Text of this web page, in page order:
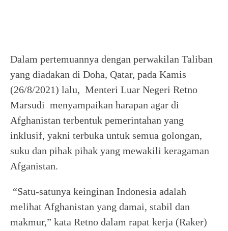
Dalam pertemuannya dengan perwakilan Taliban
yang diadakan di Doha, Qatar, pada Kamis
(26/8/2021) lalu, Menteri Luar Negeri Retno
Marsudi menyampaikan harapan agar di
Afghanistan terbentuk pemerintahan yang
inklusif, yakni terbuka untuk semua golongan,
suku dan pihak pihak yang mewakili keragaman
Afganistan.
“Satu-satunya keinginan Indonesia adalah
melihat Afghanistan yang damai, stabil dan
makmur,” kata Retno dalam rapat kerja (Raker)